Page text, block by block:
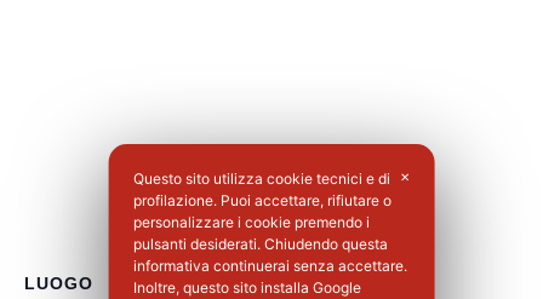
LUOGO
✕
Questo sito utilizza cookie tecnici e di
profilazione. Puoi accettare, rifiutare o
personalizzare i cookie premendo i
pulsanti desiderati. Chiudendo questa
informativa continuerai senza accettare.
Inoltre, questo sito installa Google